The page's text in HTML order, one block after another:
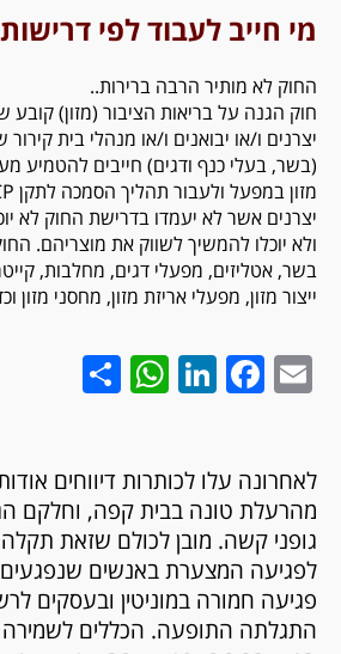
מי חייב לעבוד לפי דרישות HACCP?
החוק לא מותיר הרבה ברירות..
יצרנים ו/או יבואנים ו/או מנהלי בית
(בשר, בעלי כנף ודגים) חייבים להטמיע
מזון במפעל ולעבור תהליך הסמכה לתקן HACCP.
יצרנים אשר לא יעמדו בדרישת החוק לא
ולא יוכלו להמשיך לשווק את מוצריהם.
בשר, אטליזים, מפעלי דגים, מחלבות,
ייצור מזון, מפעלי אריזת מזון, מחסני מזון
Email
Facebook
LinkedIn
לאחרונה עלו לכותרות דיווחים
מהרעלת טונה בבית קפה, וחלקם
גופני קשה. מובן לכולם שזאת
לפגיעה המצערת באנשים
פגיעה חמורה במוניטין ובעסקים
התגלתה התופעה. הכללים לשמירה